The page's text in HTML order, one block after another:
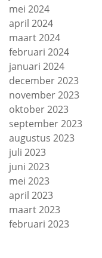
mei 2024
april 2024
maart 2024
februari 2024
januari 2024
december 2023
november 2023
oktober 2023
september 2023
augustus 2023
juli 2023
juni 2023
mei 2023
april 2023
maart 2023
februari 2023